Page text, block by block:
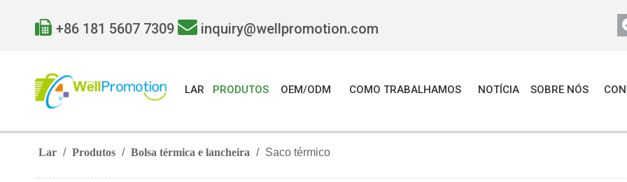
 +86 181 5607 7309  inquiry@wellpromotion.com
LAR PRODUTOS OEM/ODM COMO TRABALHAMOS NOTÍCIA SOBRE NÓS
Lar / Produtos / Bolsa térmica e lancheira / Saco térmico